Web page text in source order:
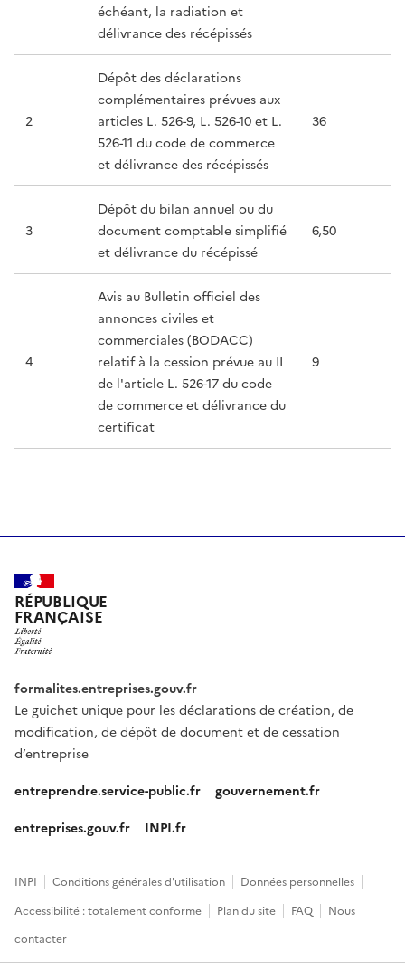
échéant, la radiation et
délivrance des récépissés
2
Dépôt des déclarations
complémentaires prévues aux
articles L. 526-9, L. 526-10 et L.
526-11 du code de commerce
et délivrance des récépissés
36
3
Dépôt du bilan annuel ou du
document comptable simplifié
et délivrance du récépissé
6,50
4
Avis au Bulletin officiel des
annonces civiles et
commerciales (BODACC)
relatif à la cession prévue au II
de l'article L. 526-17 du code
de commerce et délivrance du
certificat
9
RÉPUBLIQUE
FRANÇAISE
formalites.entreprises.gouv.fr
Le guichet unique pour les déclarations de création, de
modification, de dépôt de document et de cessation
d’entreprise
entreprendre.service-public.fr gouvernement.fr
entreprises.gouv.fr INPI.fr
INPI Conditions générales d'utilisation
Données personnelles
Accessibilité : totalement conforme
Plan du site FAQ
Nous
contacter